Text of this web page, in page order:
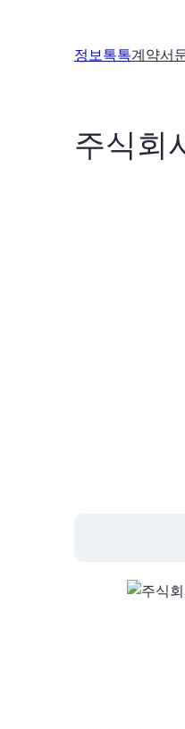
정보톡톡계약서
주식회